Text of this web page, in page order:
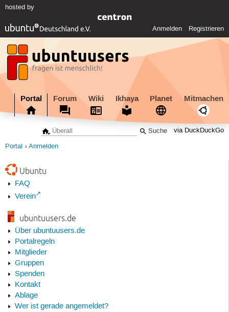
hosted by
Anmelden Registrieren
Portal Forum Wiki Ikhaya Planet Mitmachen
via DuckDuckGo
Portal Anmelden
Ubuntu
FAQ
Verein
ubuntuusers.de
Über ubuntuusers.de
Portalregeln
Mitglieder
Gruppen
Spenden
Kontakt
Ablage
Wer ist gerade angemeldet?